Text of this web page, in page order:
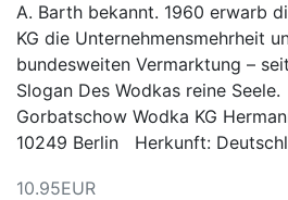
A. Barth bekannt. 1960 erwarb
KG die Unternehmensmehrheit
bundesweiten Vermarktung –
Slogan Des Wodkas reine
Gorbatschow Wodka KG
10249 Berlin Herkunft:
10.95EUR